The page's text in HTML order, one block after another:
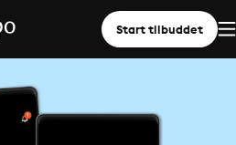
Start tilbuddet